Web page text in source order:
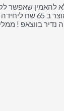
ש"ח רכשתי בקניון את
נדיר בווצאפ !